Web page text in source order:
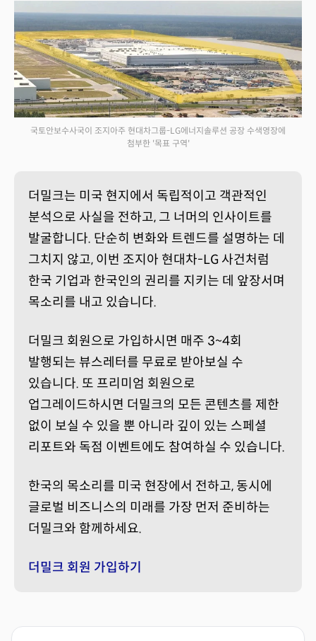
국토안보수사국이 조지아주 현대차그룹-LG에너지솔루션 공장 수색영장에
첨부한 '목표 구역'
더밀크는 미국 현지에서 독립적이고 객관적인
분석으로 사실을 전하고, 그 너머의 인사이트를
발굴합니다. 단순히 변화와 트렌드를 설명하는 데
그치지 않고, 이번 조지아 현대차-LG 사건처럼
한국 기업과 한국인의 권리를 지키는 데 앞장서며
목소리를 내고 있습니다.
더밀크 회원으로 가입하시면 매주 3~4회
발행되는 뷰스레터를 무료로 받아보실 수
있습니다. 또 프리미엄 회원으로
업그레이드하시면 더밀크의 모든 콘텐츠를 제한
없이 보실 수 있을 뿐 아니라 깊이 있는 스페셜
리포트와 독점 이벤트에도 참여하실 수 있습니다.
한국의 목소리를 미국 현장에서 전하고, 동시에
글로벌 비즈니스의 미래를 가장 먼저 준비하는
더밀크와 함께하세요.
더밀크 회원 가입하기